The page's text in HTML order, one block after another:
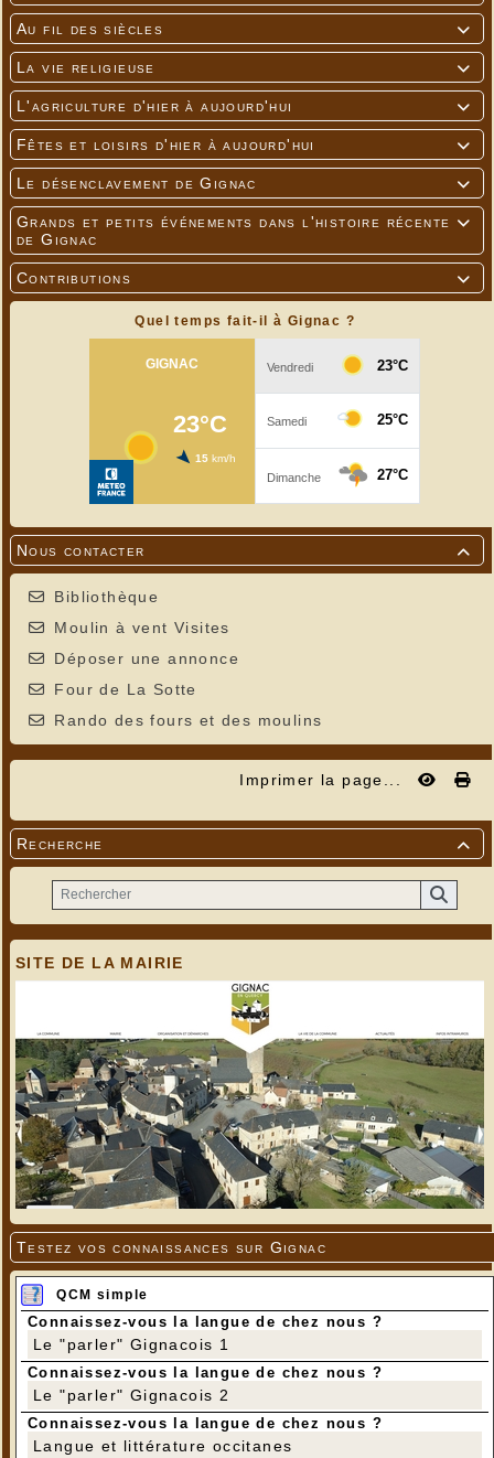

Au fil des siècles

La vie religieuse

L'agriculture d'hier à aujourd'hui

Fêtes et loisirs d'hier à aujourd'hui

Le désenclavement de Gignac

Grands et petits événements dans l'histoire récente
de Gignac

Contributions
Quel temps fait-il à Gignac ?

Nous contacter
Bibliothèque
Moulin à vent Visites
Déposer une annonce
Four de La Sotte
Rando des fours et des moulins
Imprimer la page...

Recherche
SITE DE LA MAIRIE
Testez vos connaissances sur Gignac
QCM simple
Connaissez-vous la langue de chez nous ?
Le "parler" Gignacois 1
Connaissez-vous la langue de chez nous ?
Le "parler" Gignacois 2
Connaissez-vous la langue de chez nous ?
Langue et littérature occitanes